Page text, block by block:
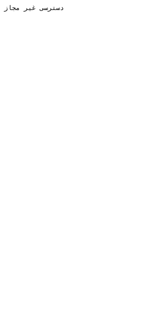
دسترسی غیر مجاز